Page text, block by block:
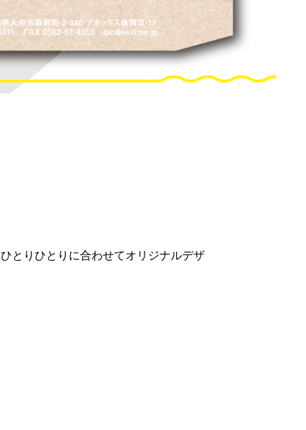
とりひとりに合わせてオリジナルデザ